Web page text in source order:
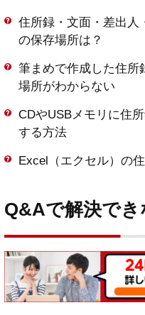
住所録・文面・差出人
の保存場所は？
筆まめで作成した住所
場所がわからない
CDやUSBメモリに住
する方法
Excel（エクセル）の
Q&Aで解決で